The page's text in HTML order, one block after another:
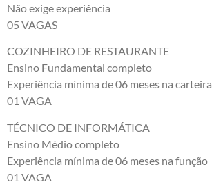
Não exige experiência
05 VAGAS
COZINHEIRO DE RESTAURANTE
Ensino Fundamental completo
Experiência mínima de 06 meses na carteira
01 VAGA
TÉCNICO DE INFORMÁTICA
Ensino Médio completo
Experiência mínima de 06 meses na função
01 VAGA